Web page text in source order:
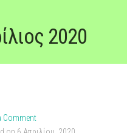
2020
Comment